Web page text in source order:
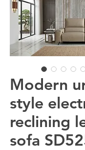
Modern
style
reclining
sofa